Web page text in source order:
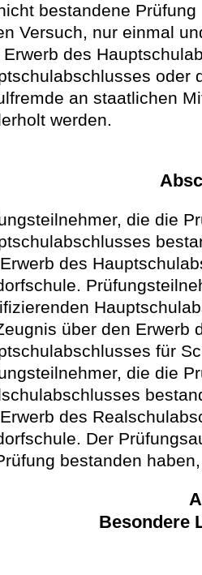
bestandene
Versuch, nur einmal
Erwerb des
oder
an staatlichen
werden.
die die
des
über den Erwerb
für
die die
des
Der
bestanden
Besondere